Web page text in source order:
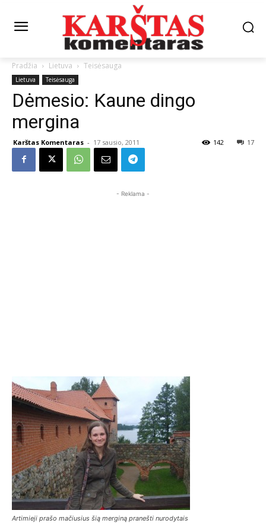
Pradžia Lietuva Teisėsauga
Lietuva Teisėsauga
Dėmesio: Kaune dingo
mergina
Karštas Komentaras - 17 sausio, 2011 17
142
- Reklama -
Artimieji prašo mačiusius šią merginą pranešti nurodytais